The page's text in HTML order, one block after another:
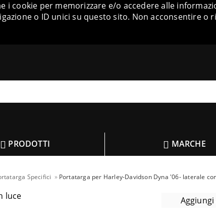
cookie per memorizzare e/o accedere alle
o ID unici su questo sito. Non acconsentire
PRODOTTI MARCHE
Specifici Portatarga per Harley-Davidson Dyna '06- laterale